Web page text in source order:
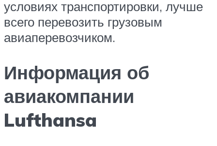
условиях транспортировки, лучше
всего перевозить грузовым
авиаперевозчиком.
Информация об
авиакомпании
Lufthansa